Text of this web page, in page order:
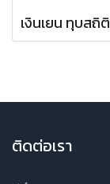
เงินเยน ทุบสถิ
ติดต่อเรา